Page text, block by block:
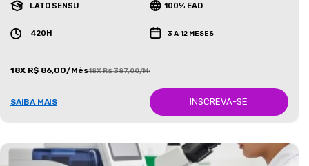
LATO SENSU 100% EAD
420H 3 A 12 MESES
18X R$ 86,00/Mês18X R$ 387,00/Mês
SAIBA MAIS INSCREVA-SE